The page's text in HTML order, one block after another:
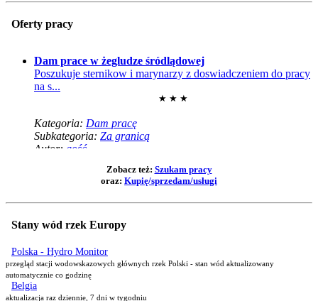
Oferty pracy
Dam prace w żegludze śródlądowej
Poszukuje sternikow i marynarzy z doswiadczeniem do pracy
na s...
★ ★ ★
Kategoria: Dam pracę
Subkategoria: Za granicą
Autor: gość
Zatrudnimy Kapitana A na barkę 80m w systemie 3/3. Rejon
Kategoria:Dam pracę
Autor:gość
Dam prace w żegludze śródlądowej
Zatrudnie marynarzy i sternikow z doswiadczeniem, na
tankowce ...
Zobacz też: Szukam pracy
oraz: Kupię/sprzedam/usługi
Stany wód rzek Europy
Polska - Hydro Monitor
przegląd stacji wodowskazowych głównych rzek Polski - stan wód aktualizowany
automatycznie co godzinę
Belgia
aktualizacja raz dziennie, 7 dni w tygodniu